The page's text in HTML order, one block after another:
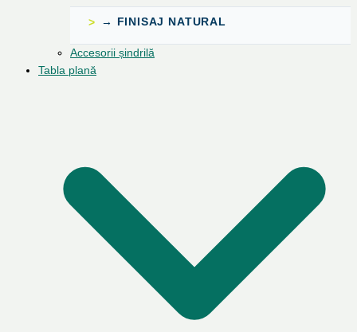
→ FINISAJ NATURAL
Accesorii șindrilă
Tabla plană